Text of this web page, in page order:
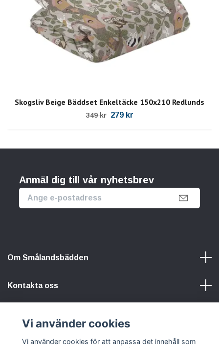
Skogsliv Beige Bäddset Enkeltäcke 150x210 Redlunds
349 kr 279 kr
Anmäl dig till vår nyhetsbrev
Om Smålandsbädden
Kontakta oss
Sociala medier
Vi använder cookies
Vi använder cookies för att anpassa det innehåll som